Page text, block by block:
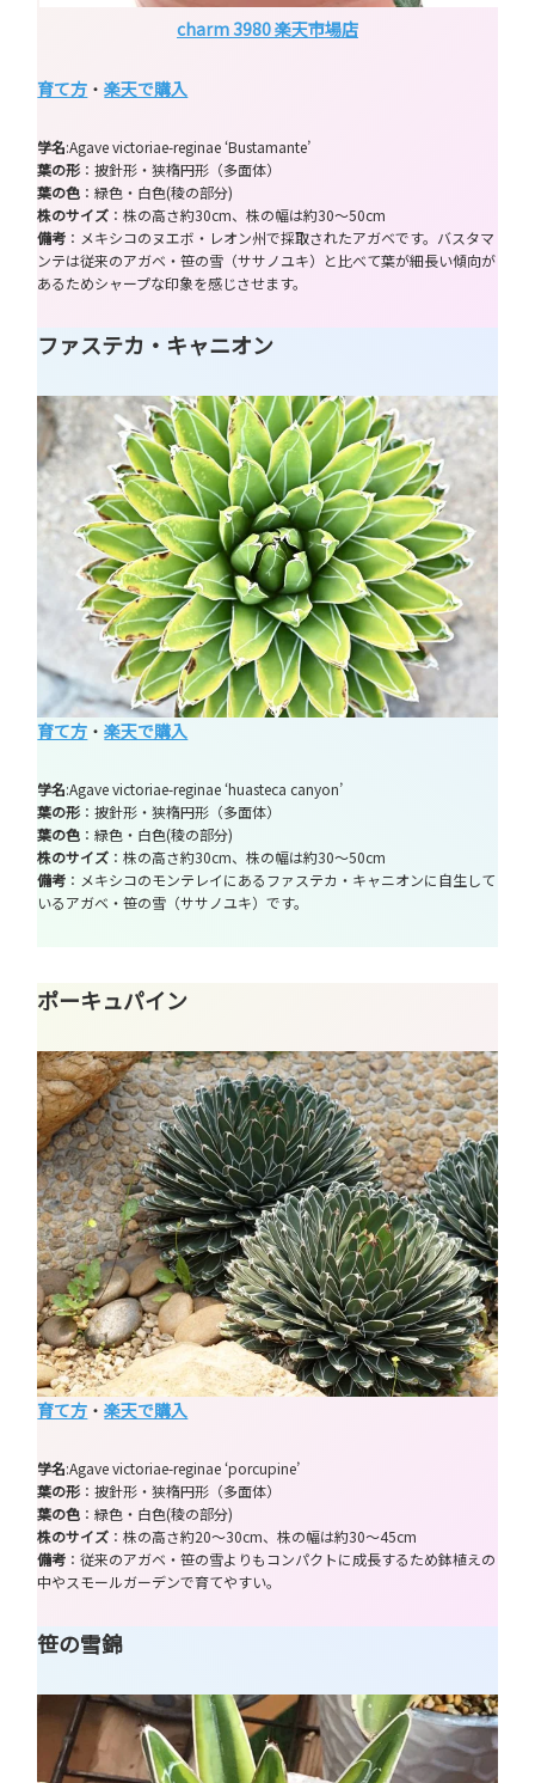
charm 3980 楽天市場店
育て方 ・楽天で購入
学名:Agave victoriae-reginae ‘Bustamante’
葉の形 ：披針形・狭楕円形（多面体）
葉の色 ：緑色・白色(稜の部分)
株のサイズ ：株の高さ約30cm、株の幅は約30～50cm
備考 ：メキシコのヌエボ・レオン州で採取されたアガベです。バスタマ
ンテは従来のアガベ・笹の雪（ササノユキ）と比べて葉が細長い傾向が
あるためシャープな印象を感じさせます。
ファステカ・キャニオン
育て方 ・楽天で購入
学名:Agave victoriae-reginae ‘huasteca canyon’
葉の形 ：披針形・狭楕円形（多面体）
葉の色 ：緑色・白色(稜の部分)
株のサイズ ：株の高さ約30cm、株の幅は約30～50cm
備考 ：メキシコのモンテレイにあるファステカ・キャニオンに自生して
いるアガベ・笹の雪（ササノユキ）です。
ポーキュパイン
育て方 ・楽天で購入
学名:Agave victoriae-reginae ‘porcupine’
葉の形 ：披針形・狭楕円形（多面体）
葉の色 ：緑色・白色(稜の部分)
株のサイズ ：株の高さ約20～30cm、株の幅は約30～45cm
備考 ：従来のアガベ・笹の雪よりもコンパクトに成長するため鉢植えの
中やスモールガーデンで育てやすい。
笹の雪錦